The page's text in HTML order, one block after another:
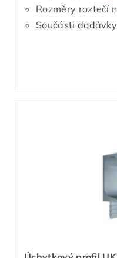
Rozměry roztečí
Součásti